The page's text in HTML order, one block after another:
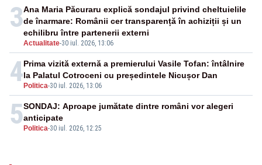
3
Actualitate-30 iul. 2026, 13:06
Ana Maria Păcuraru explică sondajul privind cheltuielile
de înarmare: Românii cer transparență în achiziții și un
echilibru între partenerii externi
4 Politica-30 iul. 2026, 13:06
Prima vizită externă a premierului Vasile Tofan: întâlnire
la Palatul Cotroceni cu președintele Nicușor Dan
5 Politica-30 iul. 2026, 12:25
SONDAJ: Aproape jumătate dintre români vor alegeri
anticipate